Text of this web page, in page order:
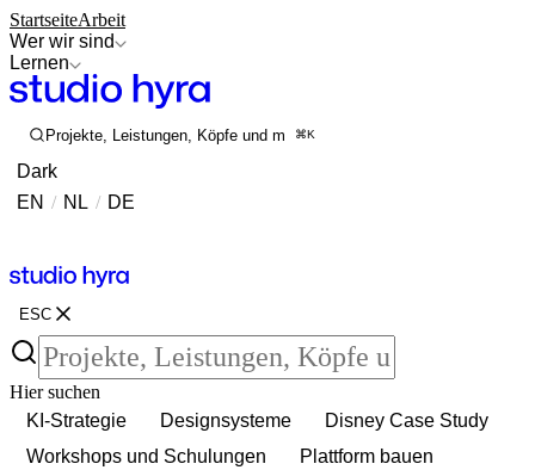
StartseiteArbeit
Wer wir sind
Lernen
Projekte, Leistungen, Köpfe und mehr durchsuchen
⌘K
Dark
EN / NL / DE
ESC
Hier suchen
KI-Strategie
Designsysteme
Disney Case Study
Workshops und Schulungen
Plattform bauen